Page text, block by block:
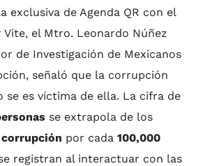
exclusiva de Agenda QR con el
Vite, el Mtro. Leonardo Núñez
de Investigación de Mexicanos
señaló que la corrupción
se es víctima de ella. La cifra de
se extrapola de los
por cada 100,000
registran al interactuar con las